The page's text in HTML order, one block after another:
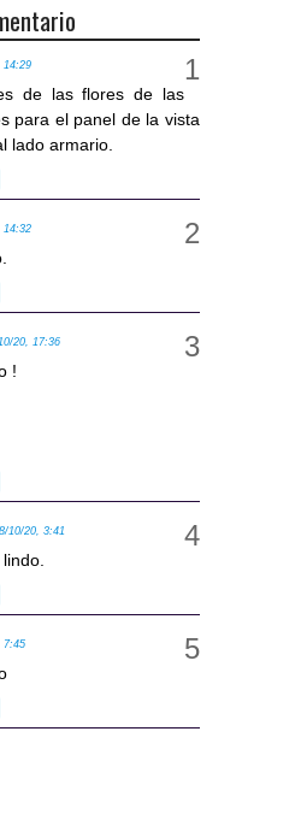
14:29
de las flores de las
para el panel de la vista
lado armario.
14:32
20, 17:36
!
10/20, 3:41
7:45